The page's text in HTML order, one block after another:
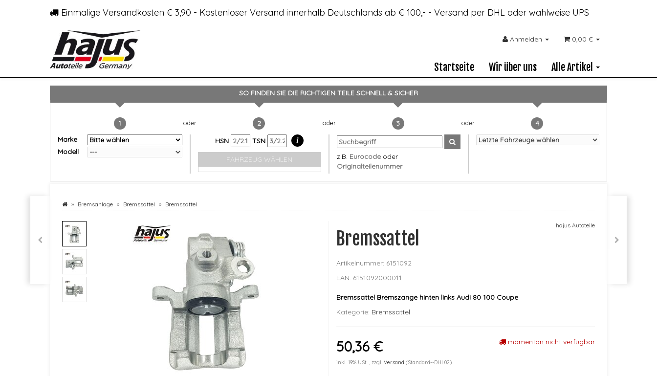
Einmalige Versandkosten € 3,90 - Kostenloser Versand innerhalb Deutschlands ab € 100,- - Versand per DHL oder wahlweise UPS
Anmelden 0,00 €
Startseite Wir über uns Alle Artikel
SO FINDEN SIE DIE RICHTIGEN TEILE SCHNELL & SICHER
1
Marke
Modell
2
HSN
TSN i
FAHRZEUG WÄHLEN
3
z.B. Eurocode oder
Originalteilenummer
4
Bremsanlage Bremssattel Bremssattel
hajus Autoteile
Bremssattel
Artikelnummer: 6151092
EAN: 6151092000011
Bremssattel Bremszange hinten links Audi 80 100 Coupe
Kategorie: Bremssattel
50,36 €
inkl. 19% USt. , zzgl. Versand (Standard--DHL02)
momentan nicht verfügbar